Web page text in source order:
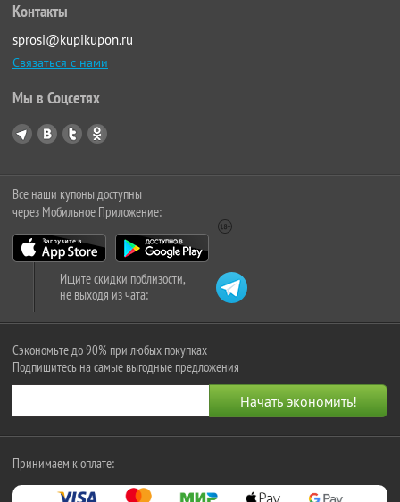
Контакты
sprosi@kupikupon.ru
Связаться с нами
Мы в Соцсетях
Все наши купоны доступны
через Мобильное Приложение:
Ищите скидки поблизости,
не выходя из чата:
Сэкономьте до 90% при любых покупках
Подпишитесь на самые выгодные предложения
Принимаем к оплате: